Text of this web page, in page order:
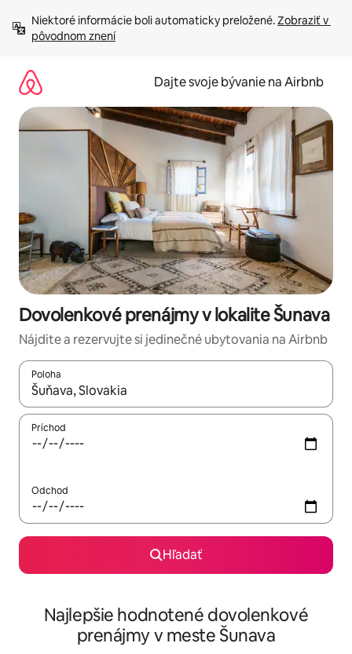
obsah.
Niektoré informácie boli automaticky preložené. Zobraziť v
pôvodnom znení
Dajte svoje bývanie na Airbnb
Dovolenkové prenájmy v lokalite Šunava
Nájdite a rezervujte si jedinečné ubytovania na Airbnb
Poloha
Keď budú výsledky k dispozícii, môžete si ich prechádzať
Príchod
Odchod
Hľadať
Najlepšie hodnotené dovolenkové
prenájmy v meste Šunava